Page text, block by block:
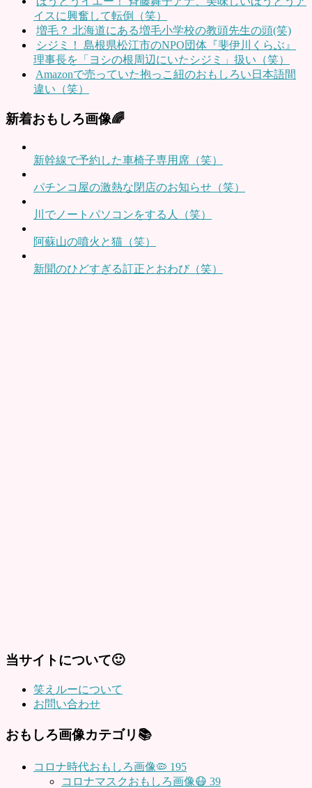
イスに興奮して転倒（笑）
増毛？ 北海道にある増毛小学校の教頭先生の頭(笑)
シジミ！ 島根県松江市のNPO団体『斐伊川くらぶ』
理事長を「ヨシの根周辺にいたシジミ」扱い（笑）
Amazonで売っていた抱っこ紐のおもしろい日本語間
違い（笑）
新着おもしろ画像🌈
新幹線で予約した車椅子専用席（笑）
パチンコ屋の激熱な閉店のお知らせ（笑）
川でノートパソコンをする人（笑）
阿蘇山の噴火と猫（笑）
新聞のひどすぎる訂正とおわび（笑）
当サイトについて🙂
笑えルーについて
お問い合わせ
おもしろ画像カテゴリ📚
コロナ時代おもしろ画像🦠 195
コロナマスクおもしろ画像😷 39